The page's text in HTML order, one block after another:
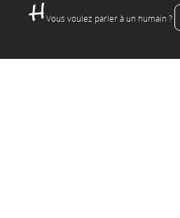
Vous voulez parler à un humain ?